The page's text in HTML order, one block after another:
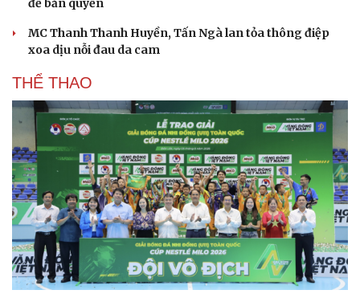
đề bản quyền
MC Thanh Thanh Huyền, Tấn Ngà lan tỏa thông điệp
xoa dịu nỗi đau da cam
THỂ THAO